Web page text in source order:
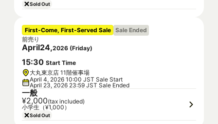
Sold Out
First-Come, First-Served Sale Sale Ended
前売り
April24,2026 (Friday)
15:30 Start Time
大丸東京店 11階催事場
April 4, 2026 10:00 JST Sale Start
April 23, 2026 23:59 JST Sale Ended
一般
¥2,000(tax included)
小学生（¥1,000）
Sold Out